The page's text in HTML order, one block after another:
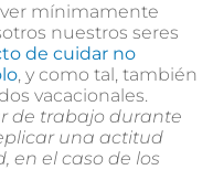
mínimamente
nuestros seres
de cuidar no
, y como tal, también
vacacionales.
de trabajo durante
una actitud
en el caso de los